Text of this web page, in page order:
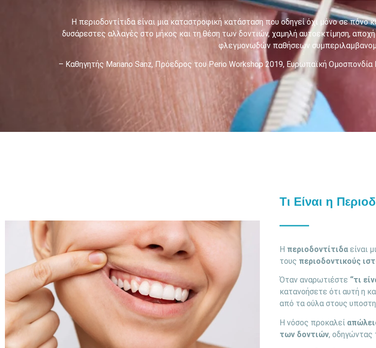
Η περιοδοντίτιδα είναι μια καταστροφική κατάσταση που οδηγεί όχι μόνο σε
δυσάρεστες αλλαγές στο μήκος και τη θέση των δοντιών, χαμηλή αυτοεκτίμηση,
φλεγμονωδών παθήσεων
– Καθηγητής Mariano Sanz, Πρόεδρος του Perio Workshop 2019, Ευρωπαϊκή
Τι Είναι η
Η περιοδοντίτιδαείναι
τους περιοδοντικούς
Όταν αναρωτιέστε “τι
κατανοήσετε ότι αυτή η
από τα ούλα στους
Η νόσος προκαλεί
των δοντιών, οδηγώντας